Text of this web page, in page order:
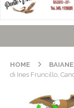
HOME
di Ines Fruncillo,